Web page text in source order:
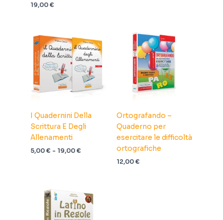
19,00€
19,00 €
I Quadernini Della
Scrittura E Degli
Allenamenti
5,00€ - 19,00€Fascia
19,00 €
Ortografando –
Quaderno per
esercitare le difficoltà
ortografiche
12,00€